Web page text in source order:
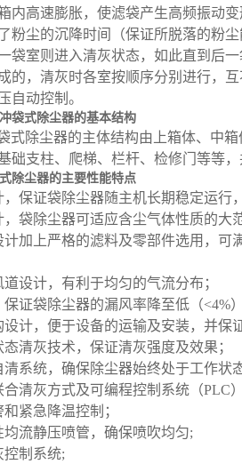
内高速膨胀，使滤袋产生高频振动
粉尘的沉降时间（保证所脱落的粉
袋室则进入清灰状态，如此直到后
的，清灰时各室按顺序分别进行，
自动控制。
袋式除尘器的基本结构
式除尘器的主体结构由上箱体、中
础支柱、爬梯、栏杆、检修门等等
除尘器的主要性能特点
保证袋除尘器随主机长期稳定运行
袋除尘器可适应含尘气体性质的大
计加上严格的滤料及零部件选用，可
设计，有利于均匀的气流分布；
证袋除尘器的漏风率降至低（<4%）
计，便于设备的运输及安装，并保
清灰技术，保证清灰强度及效果；
系统，确保除尘器始终处于工作状态
清灰方式及可编程控制系统（PLC）
紧急降温控制；
均流静压喷管，确保喷吹均匀;
控制系统;